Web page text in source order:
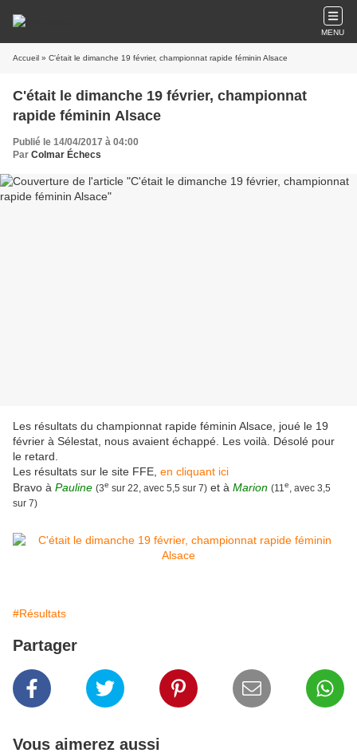
MENU
Accueil » C'était le dimanche 19 février, championnat rapide féminin Alsace
C'était le dimanche 19 février, championnat
rapide féminin Alsace
Publié le 14/04/2017 à 04:00
Par Colmar Échecs
Les résultats du championnat rapide féminin Alsace, joué le 19
février à Sélestat, nous avaient échappé. Les voilà. Désolé pour
le retard.
Les résultats sur le site FFE, en cliquant ici
Bravo à Pauline (3e sur 22, avec 5,5 sur 7) et à Marion (11e, avec 3,5
sur 7)
#Résultats
Partager
Vous aimerez aussi